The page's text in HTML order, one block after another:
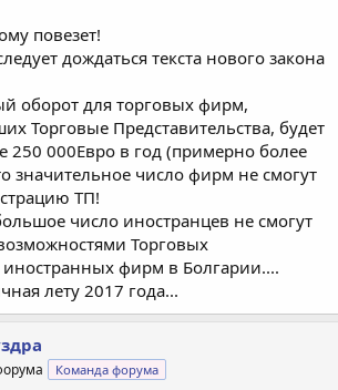
повезет!
дождаться текста нового закона
оборот для торговых фирм,
Торговые Представительства, будет
250 000Евро в год (примерно более
значительное число фирм не смогут
ТП!
число иностранцев не смогут
Торговых
иностранных фирм в Болгарии....
лету 2017 года...
Команда форума